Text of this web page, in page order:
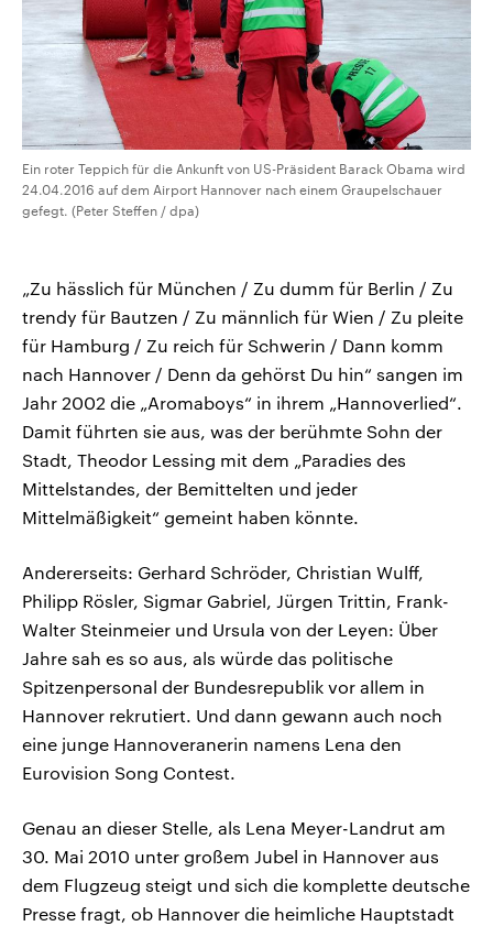
Ein roter Teppich für die Ankunft von US-Präsident Barack Obama wird
24.04.2016 auf dem Airport Hannover nach einem Graupelschauer
gefegt. (Peter Steffen / dpa)
„Zu hässlich für München / Zu dumm für Berlin / Zu
trendy für Bautzen / Zu männlich für Wien / Zu pleite
für Hamburg / Zu reich für Schwerin / Dann komm
nach Hannover / Denn da gehörst Du hin“ sangen im
Jahr 2002 die „Aromaboys“ in ihrem „Hannoverlied“.
Damit führten sie aus, was der berühmte Sohn der
Stadt, Theodor Lessing mit dem „Paradies des
Mittelstandes, der Bemittelten und jeder
Mittelmäßigkeit“ gemeint haben könnte.
Andererseits: Gerhard Schröder, Christian Wulff,
Philipp Rösler, Sigmar Gabriel, Jürgen Trittin, Frank-
Walter Steinmeier und Ursula von der Leyen: Über
Jahre sah es so aus, als würde das politische
Spitzenpersonal der Bundesrepublik vor allem in
Hannover rekrutiert. Und dann gewann auch noch
eine junge Hannoveranerin namens Lena den
Eurovision Song Contest.
Genau an dieser Stelle, als Lena Meyer-Landrut am
30. Mai 2010 unter großem Jubel in Hannover aus
dem Flugzeug steigt und sich die komplette deutsche
Presse fragt, ob Hannover die heimliche Hauptstadt